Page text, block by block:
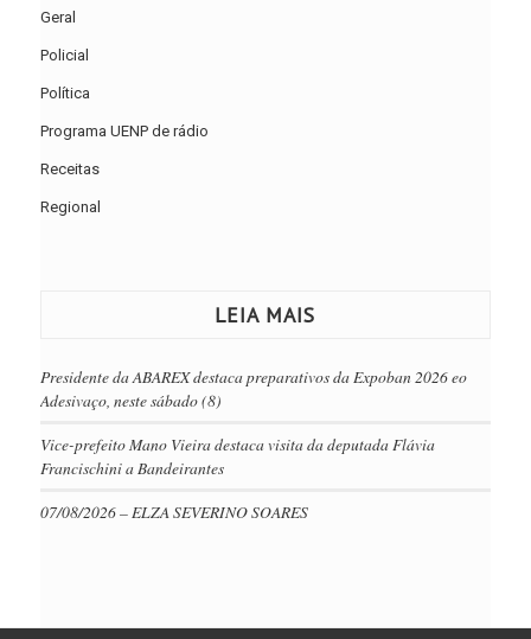
Geral
Policial
Política
Programa UENP de rádio
Receitas
Regional
LEIA MAIS
Presidente da ABAREX destaca preparativos da Expoban 2026 eo
Adesivaço, neste sábado (8)
Vice-prefeito Mano Vieira destaca visita da deputada Flávia
Francischini a Bandeirantes
07/08/2026 – ELZA SEVERINO SOARES